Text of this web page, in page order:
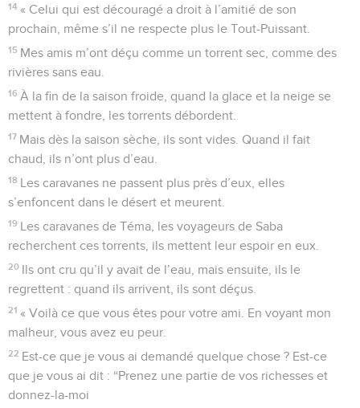
14 « Celui qui est découragé a droit à l’amitié de son
prochain, même s’il ne respecte plus le Tout-Puissant.
15 Mes amis m’ont déçu comme un torrent sec, comme des
rivières sans eau.
16 À la fin de la saison froide, quand la glace et la neige se
mettent à fondre, les torrents débordent.
17 Mais dès la saison sèche, ils sont vides. Quand il fait
chaud, ils n’ont plus d’eau.
18 Les caravanes ne passent plus près d’eux, elles
s’enfoncent dans le désert et meurent.
19 Les caravanes de Téma, les voyageurs de Saba
recherchent ces torrents, ils mettent leur espoir en eux.
20 Ils ont cru qu’il y avait de l’eau, mais ensuite, ils le
regrettent : quand ils arrivent, ils sont déçus.
21 « Voilà ce que vous êtes pour votre ami. En voyant mon
malheur, vous avez eu peur.
22 Est-ce que je vous ai demandé quelque chose ? Est-ce
que je vous ai dit : “Prenez une partie de vos richesses et
donnez-la-moi